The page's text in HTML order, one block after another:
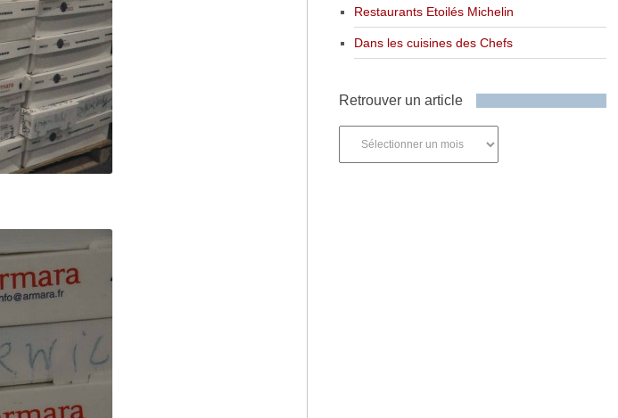
Restaurants Etoilés Michelin
Dans les cuisines des Chefs
Retrouver un article